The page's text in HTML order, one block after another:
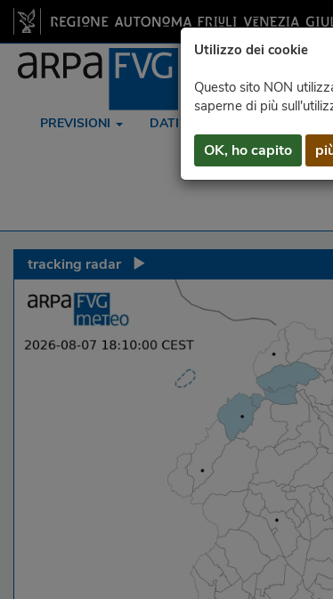
Utilizzo dei cookie
Questo sito NON
saperne di più
OK, ho capito
PREVISIONI DATI
tracking radar